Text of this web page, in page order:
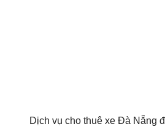
Dịch vụ cho thuê xe Đà Nẵng